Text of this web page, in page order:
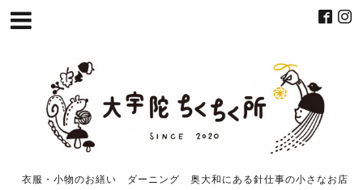
衣服・小物のお繕い ダーニング 奥大和にある針仕事の小さなお店